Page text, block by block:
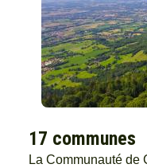
17 communes
La Communauté de